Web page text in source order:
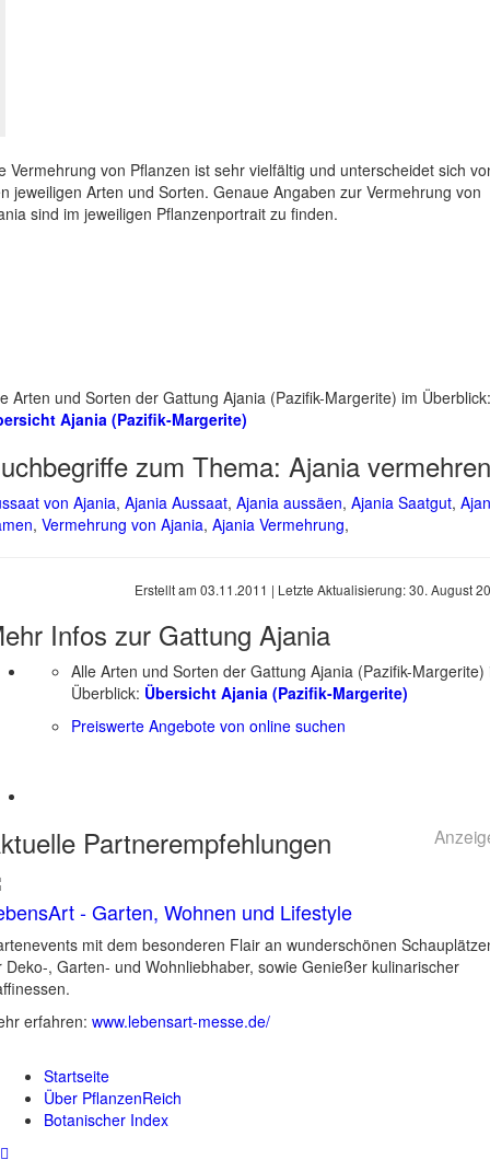
Vermehrung von Pflanzen ist sehr vielfältig und unterscheidet sich
jeweiligen Arten und Sorten. Genaue Angaben zur Vermehrung von
sind im jeweiligen Pflanzenportrait zu finden.
Arten und Sorten der Gattung Ajania (Pazifik-Margerite) im Überblick:
Ajania (Pazifik-Margerite)
zum Thema: Ajania vermehren
von Ajania, Ajania Aussaat, Ajania aussäen, Ajania Saatgut,
, Vermehrung von Ajania, Ajania Vermehrung,
Erstellt am 03.11.2011 | Letzte Aktualisierung:30. August
Infos zur Gattung Ajania
Alle Arten und Sorten der Gattung Ajania (Pazifik-Margerite)
Überblick: Übersicht Ajania (Pazifik-Margerite)
Preiswerte Angebote von online suchen
Partnerempfehlungen
- Garten, Wohnen und Lifestyle
mit dem besonderen Flair an wunderschönen
Deko-, Garten- und Wohnliebhaber, sowie Genießer kulinarischer
erfahren: www.lebensart-messe.de/
Startseite
Über PflanzenReich
Botanischer Index